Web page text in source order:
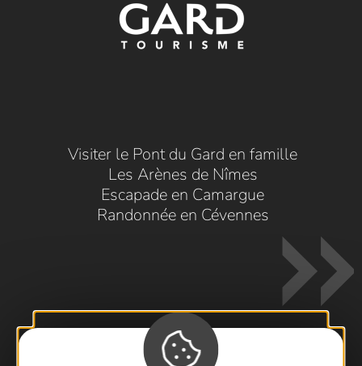
Visiter le Pont du Gard en famille
Les Arènes de Nîmes
Escapade en Camargue
Randonnée en Cévennes